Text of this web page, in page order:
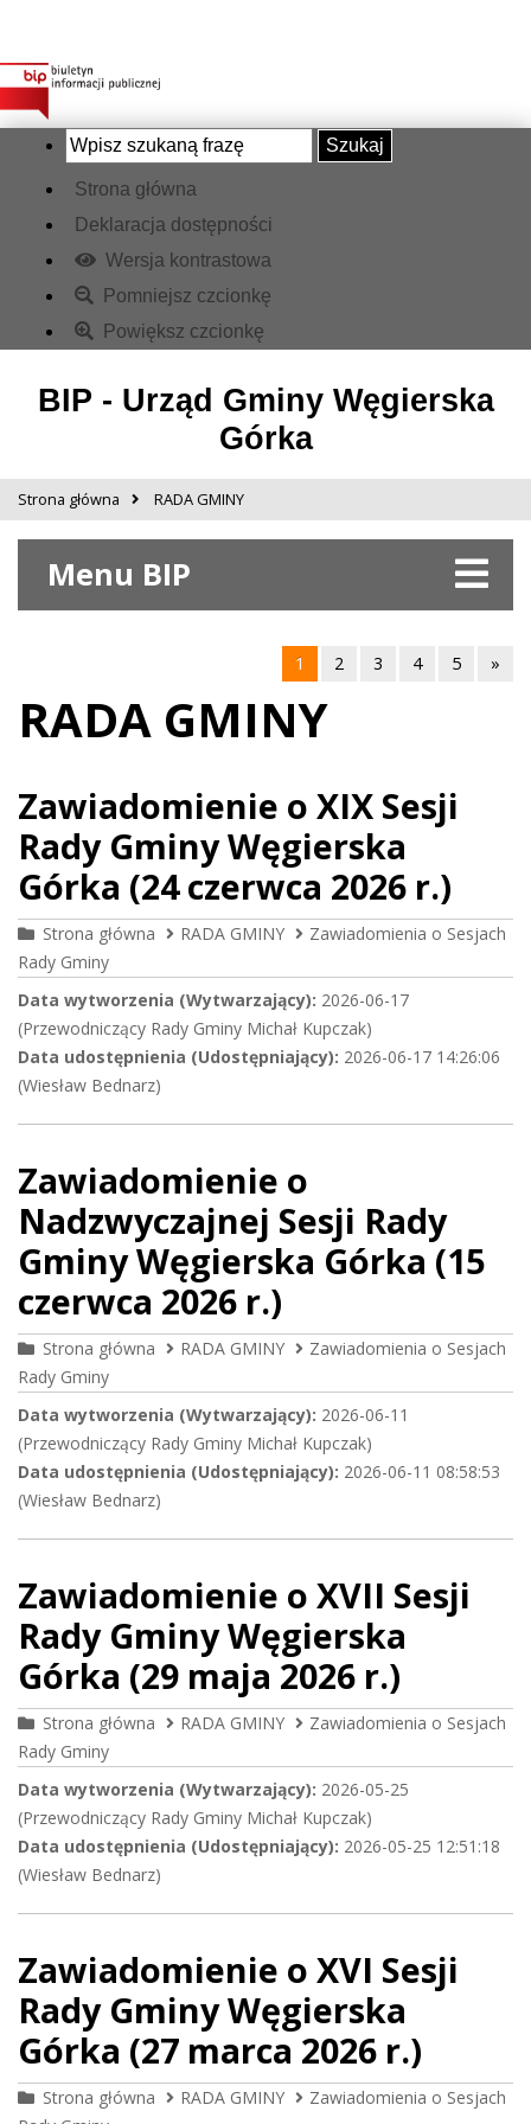
Szukaj
Strona główna
Deklaracja dostępności
Wersja kontrastowa
Pomniejsz czcionkę
Powiększ czcionkę
BIP - Urząd Gminy Węgierska
Górka
Strona główna RADA GMINY
Menu BIP
1 2 3 4 5 »
RADA GMINY
Zawiadomienie o XIX Sesji
Rady Gminy Węgierska
Górka (24 czerwca 2026 r.)
Strona główna RADA GMINY
Zawiadomienia o Sesjach
Rady Gminy
Data wytworzenia (Wytwarzający): 2026-06-17
(Przewodniczący Rady Gminy Michał Kupczak)
Data udostępnienia (Udostępniający): 2026-06-17 14:26:06
(Wiesław Bednarz)
Zawiadomienie o
Nadzwyczajnej Sesji Rady
Gminy Węgierska Górka (15
czerwca 2026 r.)
Strona główna RADA GMINY
Zawiadomienia o Sesjach
Rady Gminy
Data wytworzenia (Wytwarzający): 2026-06-11
(Przewodniczący Rady Gminy Michał Kupczak)
Data udostępnienia (Udostępniający): 2026-06-11 08:58:53
(Wiesław Bednarz)
Zawiadomienie o XVII Sesji
Rady Gminy Węgierska
Górka (29 maja 2026 r.)
Strona główna RADA GMINY
Zawiadomienia o Sesjach
Rady Gminy
Data wytworzenia (Wytwarzający): 2026-05-25
(Przewodniczący Rady Gminy Michał Kupczak)
Data udostępnienia (Udostępniający): 2026-05-25 12:51:18
(Wiesław Bednarz)
Zawiadomienie o XVI Sesji
Rady Gminy Węgierska
Górka (27 marca 2026 r.)
Strona główna RADA GMINY
Zawiadomienia o Sesjach